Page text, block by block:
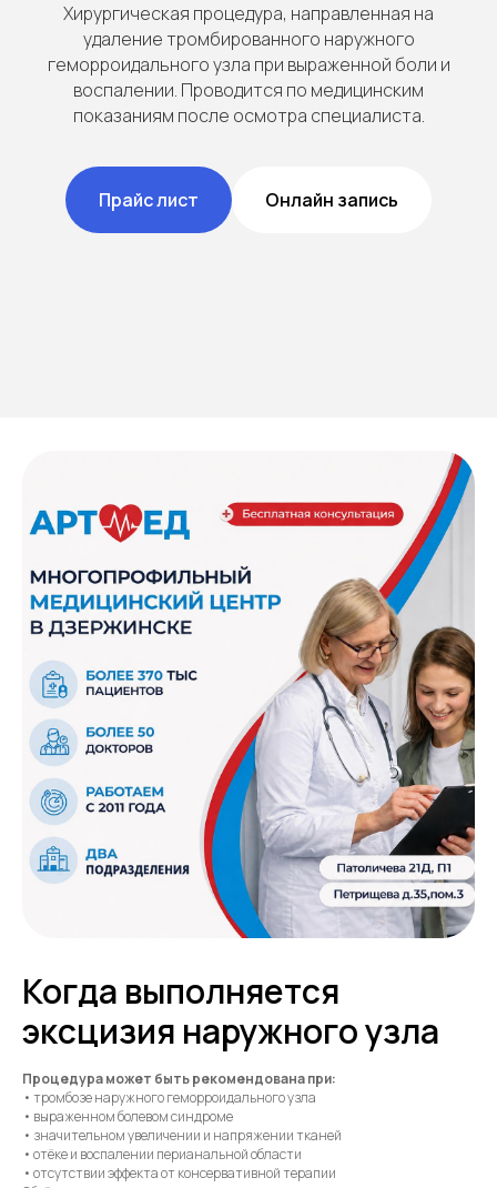
Хирургическая процедура, направленная на
удаление тромбированного наружного
геморроидального узла при выраженной боли и
воспалении. Проводится по медицинским
показаниям после осмотра специалиста.
Прайс лист Онлайн запись
Когда выполняется
эксцизия наружного узла
Процедура может быть рекомендована при:
• тромбозе наружного геморроидального узла
• выраженном болевом синдроме
• значительном увеличении и напряжении тканей
• отёке и воспалении перианальной области
• отсутствии эффекта от консервативной терапии